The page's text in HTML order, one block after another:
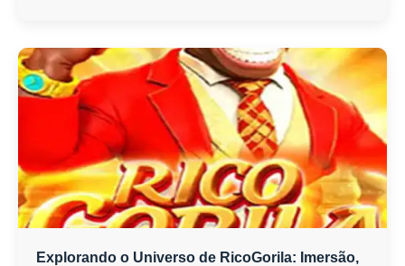
Explorando o Universo de RicoGorila: Imersão,